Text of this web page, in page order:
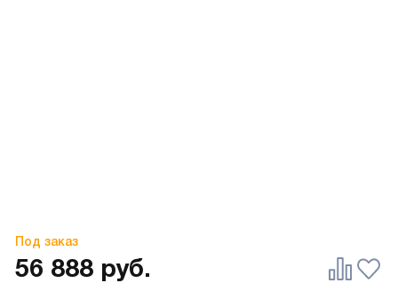
Под заказ
56 888 руб.